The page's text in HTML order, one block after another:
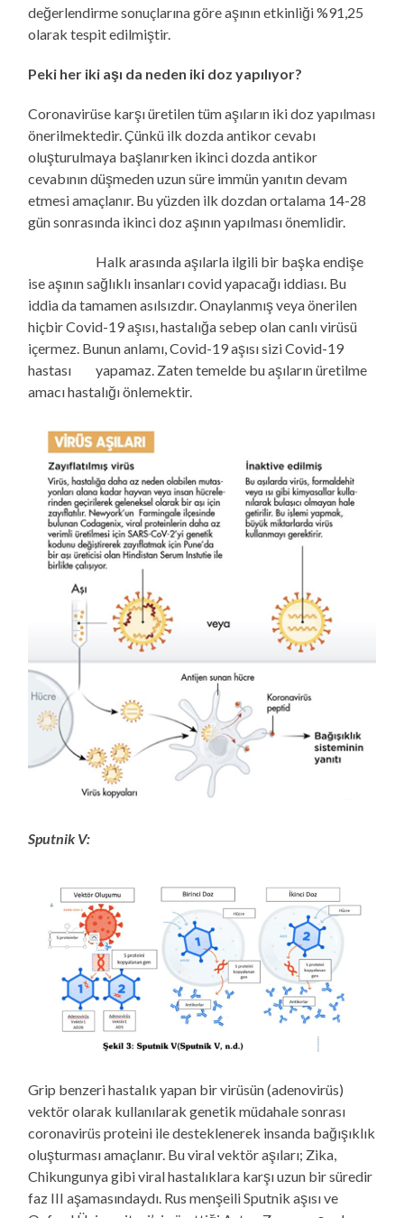
değerlendirme sonuçlarına göre aşının etkinliği %91,25
olarak tespit edilmiştir.
Peki her iki aşı da neden iki doz yapılıyor?
Coronavirüse karşı üretilen tüm aşıların iki doz yapılması
önerilmektedir. Çünkü ilk dozda antikor cevabı
oluşturulmaya başlanırken ikinci dozda antikor
cevabının düşmeden uzun süre immün yanıtın devam
etmesi amaçlanır. Bu yüzden ilk dozdan ortalama 14-28
gün sonrasında ikinci doz aşının yapılması önemlidir.
Halk arasında aşılarla ilgili bir başka endişe
ise aşının sağlıklı insanları covid yapacağı iddiası. Bu
iddia da tamamen asılsızdır. Onaylanmış veya önerilen
hiçbir Covid-19 aşısı, hastalığa sebep olan canlı virüsü
içermez. Bunun anlamı, Covid-19 aşısı sizi Covid-19
hastası yapamaz. Zaten temelde bu aşıların üretilme
amacı hastalığı önlemektir.
Sputnik V:
Grip benzeri hastalık yapan bir virüsün (adenovirüs)
vektör olarak kullanılarak genetik müdahale sonrası
coronavirüs proteini ile desteklenerek insanda bağışıklık
oluşturması amaçlanır. Bu viral vektör aşıları; Zika,
Chikungunya gibi viral hastalıklara karşı uzun bir süredir
faz III aşamasındaydı. Rus menşeili Sputnik aşısı ve